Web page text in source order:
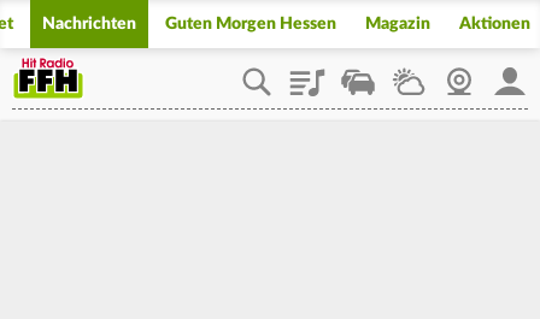
Nachrichten Guten Morgen Hessen Magazin Aktionen
PlaylistStaupilotWetterWebcam